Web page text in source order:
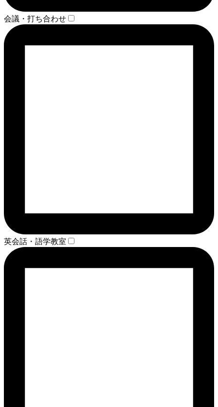
会議・打ち合わせ
英会話・語学教室